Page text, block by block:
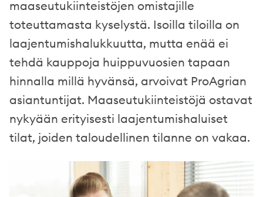
maaseutukiinteistöjen omistajille
toteuttamasta kyselystä. Isoilla tiloilla on
laajentumishalukkuutta, mutta enää ei
tehdä kauppoja huippuvuosien tapaan
hinnalla millä hyvänsä, arvoivat ProAgrian
asiantuntijat. Maaseutukiinteistöjä ostavat
nykyään erityisesti laajentumishaluiset
tilat, joiden taloudellinen tilanne on vakaa.